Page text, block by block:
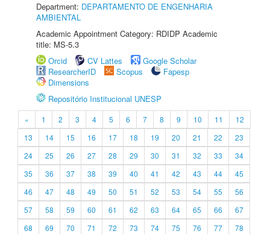
Department: DEPARTAMENTO DE ENGENHARIA
AMBIENTAL
Academic Appointment Category: RDIDP Academic
title: MS-5.3
Orcid
CV Lattes
Google Scholar
ResearcherID
Scopus
Fapesp
Dimensions
Repositório Institucional UNESP
« 1 2 3 4 5 6 7 8 9 10 11
12
13
14 15 16 17 18 19 20 21 22
23
24
25 26 27 28 29 30 31 32 33
34
35
36 37 38 39 40 41 42 43 44
45
46
47 48 49 50 51 52 53 54 55
56
57
58 59 60 61 62 63 64 65 66
67
68
69 70 71 72 73 74 75 76 77
78